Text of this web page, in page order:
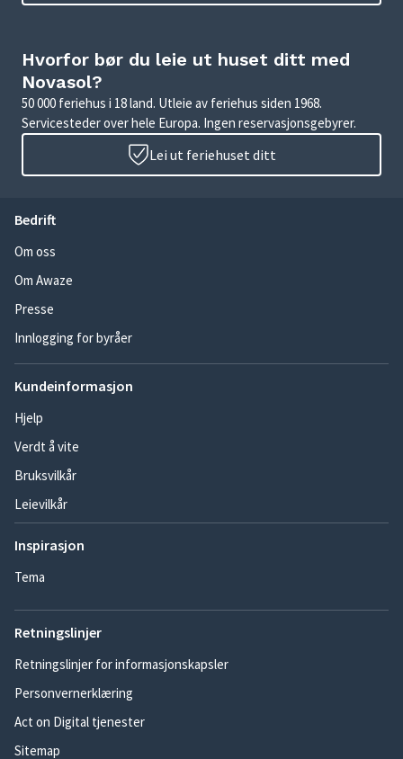
Hvorfor bør du leie ut huset ditt med
Novasol?
50 000 feriehus i 18 land. Utleie av feriehus siden 1968.
Servicesteder over hele Europa. Ingen reservasjonsgebyrer.
Lei ut feriehuset ditt
Bedrift
Om oss
Om Awaze
Presse
Innlogging for byråer
Kundeinformasjon
Hjelp
Verdt å vite
Bruksvilkår
Leievilkår
Inspirasjon
Tema
Retningslinjer
Retningslinjer for informasjonskapsler
Personvernerklæring
Act on Digital tjenester
Sitemap